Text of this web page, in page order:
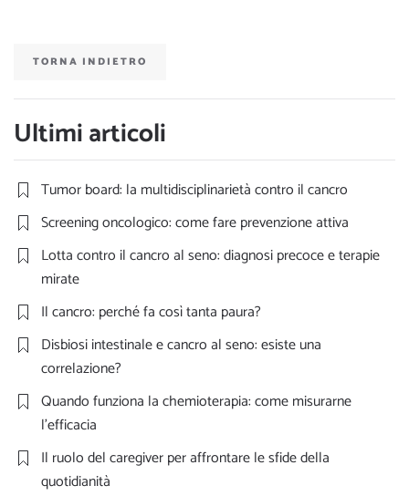
TORNA INDIETRO
Ultimi articoli
Tumor board: la multidisciplinarietà contro il cancro
Screening oncologico: come fare prevenzione attiva
Lotta contro il cancro al seno: diagnosi precoce e terapie
mirate
Il cancro: perché fa così tanta paura?
Disbiosi intestinale e cancro al seno: esiste una
correlazione?
Quando funziona la chemioterapia: come misurarne
l’efficacia
Il ruolo del caregiver per affrontare le sfide della
quotidianità